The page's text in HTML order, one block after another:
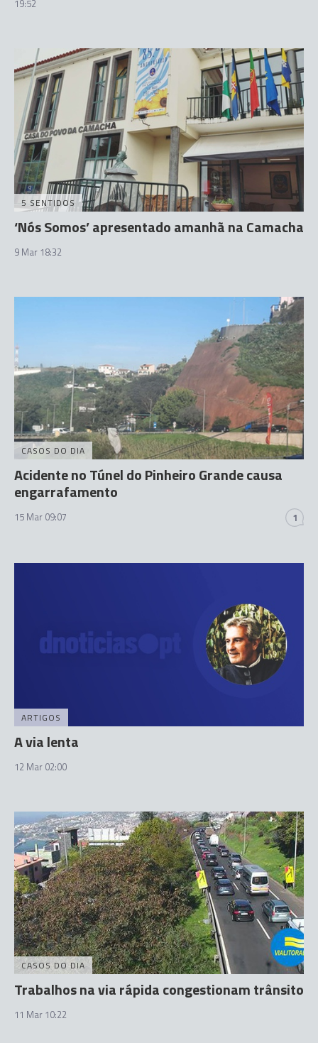
19:52
5 SENTIDOS
‘Nós Somos’ apresentado amanhã na Camacha
9 Mar 18:32
CASOS DO DIA
Acidente no Túnel do Pinheiro Grande causa
engarrafamento
15 Mar 09:07 1
ARTIGOS
A via lenta
12 Mar 02:00
CASOS DO DIA
Trabalhos na via rápida congestionam trânsito
11 Mar 10:22